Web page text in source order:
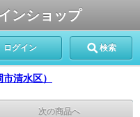
ンショップ
ログイン 検索
清水区）
次の商品へ